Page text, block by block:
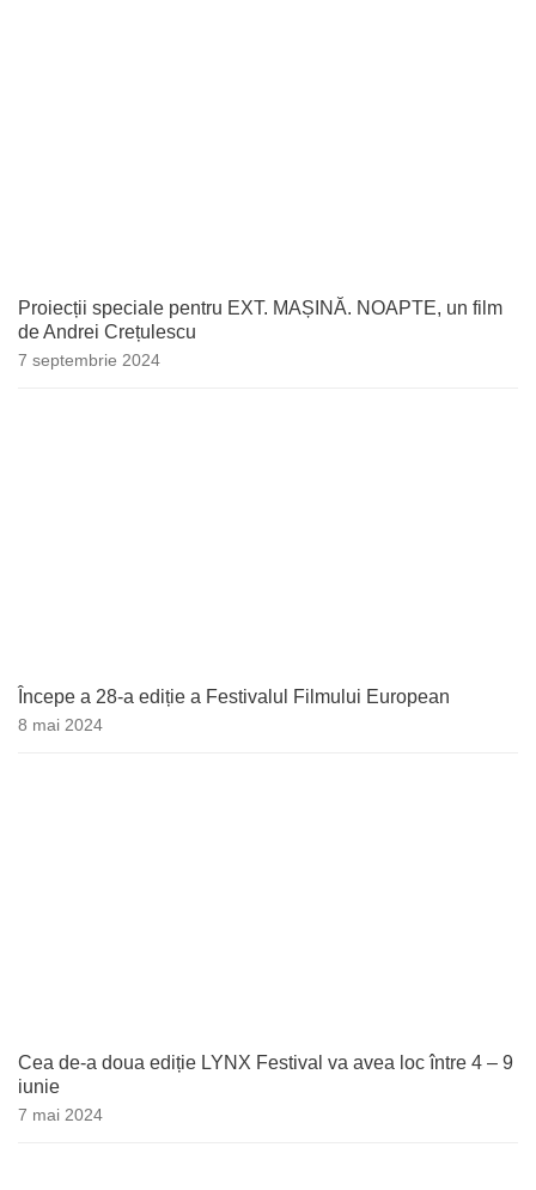
Proiecții speciale pentru EXT. MAȘINĂ. NOAPTE, un film
de Andrei Crețulescu
7 septembrie 2024
Începe a 28-a ediție a Festivalul Filmului European
8 mai 2024
Cea de-a doua ediție LYNX Festival va avea loc între 4 – 9
iunie
7 mai 2024